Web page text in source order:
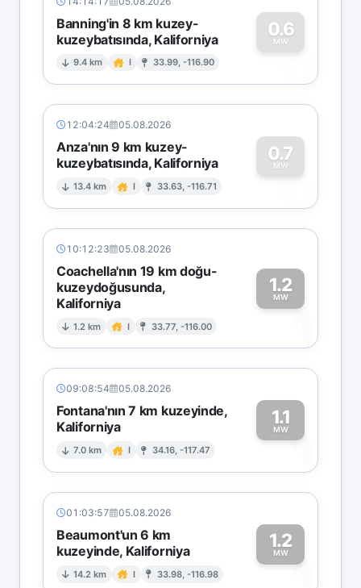
Banning'in 8 km kuzey-
kuzeybatısında, Kaliforniya
9.4 km I 33.99, -116.90
0.6
MW
0
12:04:24 05.08.2026
Anza'nın 9 km kuzey-
kuzeybatısında, Kaliforniya
13.4 km I 33.63, -116.71
0.7
MW
0
10:12:23 05.08.2026
Coachella'nın 19 km doğu-
kuzeydoğusunda,
Kaliforniya
1.2 km I 33.77, -116.00
1.2
MW
1
09:08:54 05.08.2026
Fontana'nın 7 km kuzeyinde,
Kaliforniya
7.0 km I 34.16, -117.47
1.1
MW1
01:03:57 05.08.2026
Beaumont'un 6 km
kuzeyinde, Kaliforniya
14.2 km I 33.98, -116.98
1.2
MW